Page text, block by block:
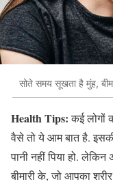
सोते समय सूखता है मुंह,
Health Tips:कई लोगों
वैसे तो ये आम बात है.
पानी नहीं पिया हो.
बीमारी के, जो आपका